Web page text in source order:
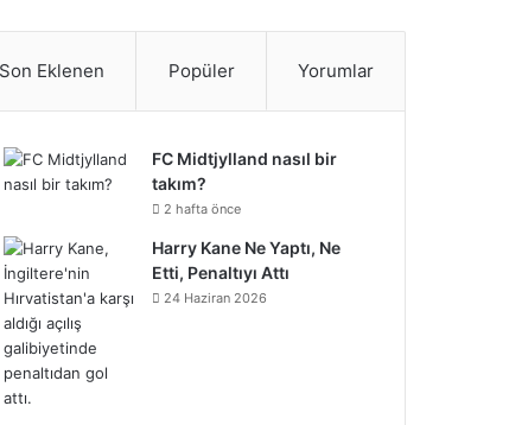
o
o
k
e
r
r
e
s
t
d
n
b
r
s
a
r
a
m
o
t
i
y
T
o
r
e
o
n
Son Eklenen Popüler Yorumlar
FC Midtjylland nasıl bir
takım?
2 hafta önce
Harry Kane Ne Yaptı, Ne
Etti, Penaltıyı Attı
24 Haziran 2026